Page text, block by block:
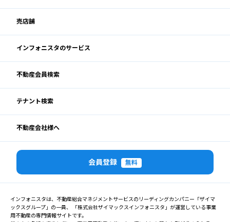
売店舗
インフォニスタのサービス
不動産会員検索
テナント検索
不動産会社様へ
会員登録 無料
インフォニスタは、不動産総合マネジメントサービスのリーディングカンパニー「ザイマ
ックスグループ」の一員、 「株式会社ザイマックスインフォニスタ」が運営している事業
用不動産の専門情報サイトです。